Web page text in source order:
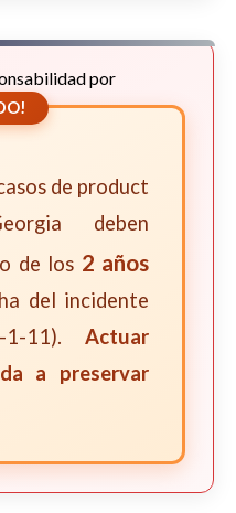
por
de product
deben
de los 2 años
del incidente
1-11). Actuar
a preservar